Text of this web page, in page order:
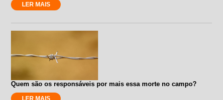
LER MAIS
Quem são os responsáveis por mais essa morte no campo?
LER MAIS